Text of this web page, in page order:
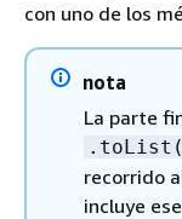
con uno de los
nota
La parte
recorrido
incluye